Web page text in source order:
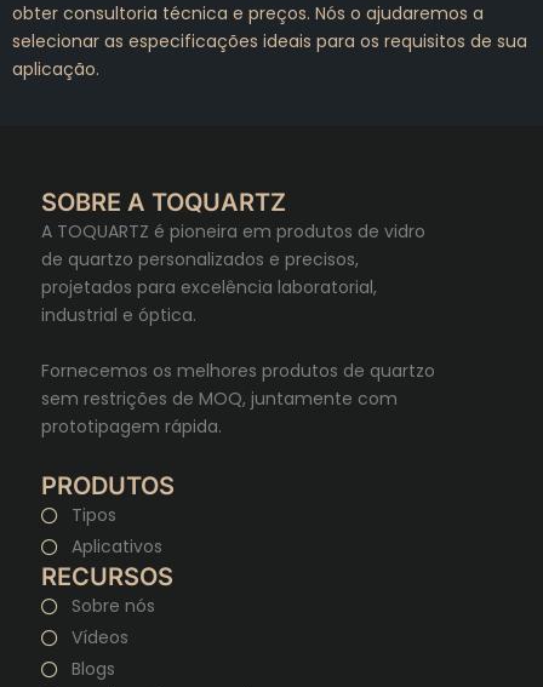
obter consultoria técnica e preços. Nós o ajudaremos a
selecionar as especificações ideais para os requisitos de sua
aplicação.
SOBRE A TOQUARTZ
A TOQUARTZ é pioneira em produtos de vidro
de quartzo personalizados e precisos,
projetados para excelência laboratorial,
industrial e óptica.
Fornecemos os melhores produtos de quartzo
sem restrições de MOQ, juntamente com
prototipagem rápida.
PRODUTOS
Tipos
Aplicativos
RECURSOS
Sobre nós
Vídeos
Blogs